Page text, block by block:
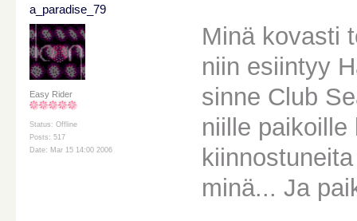
a_paradise_79
Easy Rider
Status: Offline
Posts: 517
Date: Mar 15 14:00 2006
Minä kovasti
niin esiintyy
sinne Club
niille
minä... Ja